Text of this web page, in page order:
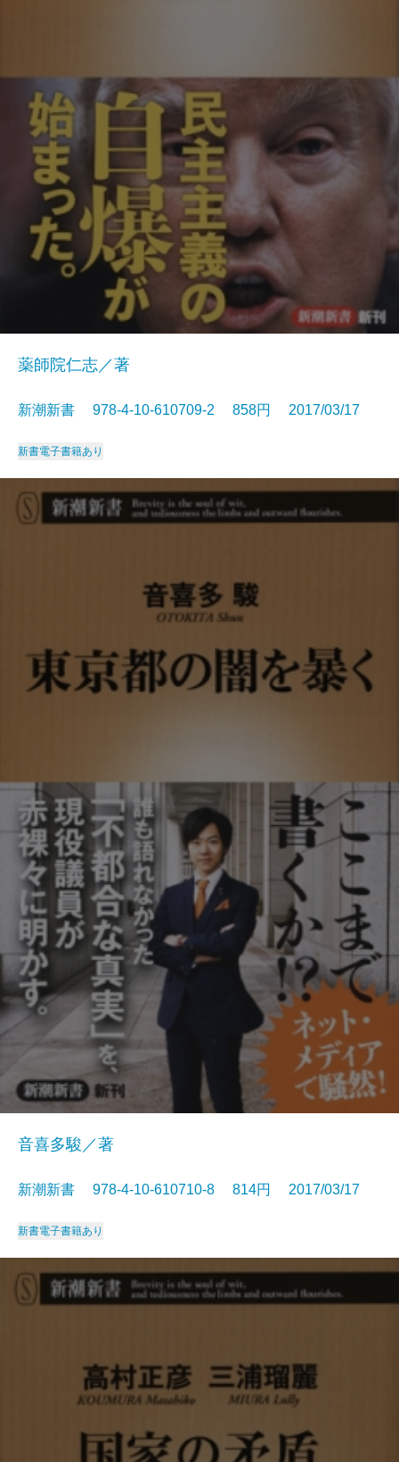
薬師院仁志／著
新潮新書 978-4-10-610709-2 858円 2017/03/17
新書電子書籍あり
音喜多駿／著
新潮新書 978-4-10-610710-8 814円 2017/03/17
新書電子書籍あり